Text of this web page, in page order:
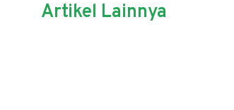
Artikel Lainnya